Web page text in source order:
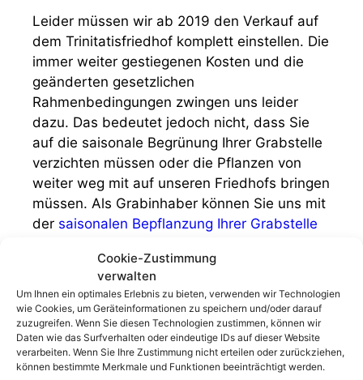
Cookie-Zustimmung
verwalten
Um Ihnen ein optimales Erlebnis zu bieten, verwenden wir Technologien
wie Cookies, um Geräteinformationen zu speichern und/oder darauf
zuzugreifen. Wenn Sie diesen Technologien zustimmen, können wir
Daten wie das Surfverhalten oder eindeutige IDs auf dieser Website
verarbeiten. Wenn Sie Ihre Zustimmung nicht erteilen oder zurückziehen,
können bestimmte Merkmale und Funktionen beeinträchtigt werden.
Leider müssen wir ab 2019 den Verkauf auf
dem Trinitatisfriedhof komplett einstellen. Die
immer weiter gestiegenen Kosten und die
geänderten gesetzlichen
Rahmenbedingungen zwingen uns leider
dazu. Das bedeutet jedoch nicht, dass Sie
auf die saisonale Begrünung Ihrer Grabstelle
verzichten müssen oder die Pflanzen von
weiter weg mit auf unseren Friedhofs bringen
müssen. Als Grabinhaber können Sie uns mit
der saisonalen Bepflanzung Ihrer Grabstelle
Bepflanzungswunsch dauerhaft in den
Grabpflegevertrag mit aufnehmen. Das
bedeutet für Sie, wir bieten Ihnen unsere
breites Sortiment inkl. der Leistung des
Einpflanzens an. Zur besseren Koordination,
ist es wichtig, dass die gewünschten